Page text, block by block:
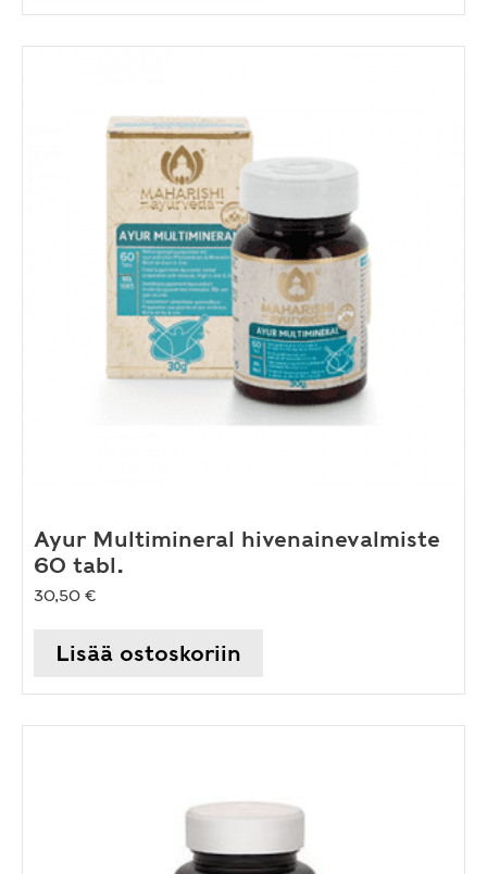
Ayur Multimineral hivenainevalmiste
60 tabl.
30,50 €
Lisää ostoskoriin